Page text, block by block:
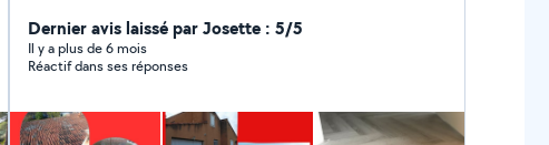
questions Merci
Dernier avis laissé par Josette : 5/5
Il y a plus de 6 mois
Réactif dans ses réponses